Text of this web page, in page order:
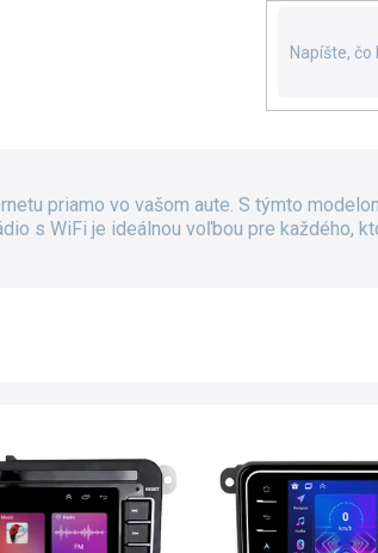
priamo vo vašom aute. S týmto
s WiFi je ideálnou voľbou pre každého,